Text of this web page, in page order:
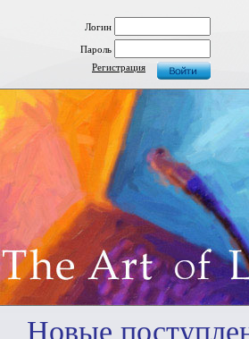
Логин
Пароль
Регистрация
Новые